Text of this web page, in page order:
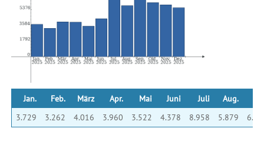
Jan. Feb. März Apr. Mai Juni Juli Aug.
3.729
3.262 4.016 3.960 3.522 4.378 8.958 5.879